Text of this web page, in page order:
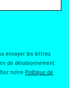
envoyer les lettres
de désabonnement
notre Politique de